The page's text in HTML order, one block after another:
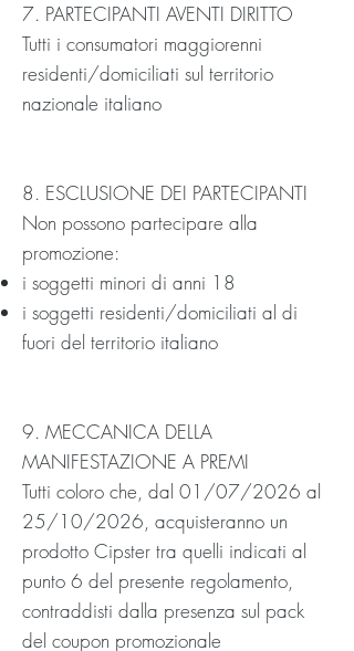
7. PARTECIPANTI AVENTI DIRITTO
Tutti i consumatori maggiorenni
residenti/domiciliati sul territorio
nazionale italiano
8. ESCLUSIONE DEI PARTECIPANTI
Non possono partecipare alla
promozione:
i soggetti minori di anni 18
i soggetti residenti/domiciliati al di
fuori del territorio italiano
9. MECCANICA DELLA
MANIFESTAZIONE A PREMI
Tutti coloro che, dal 01/07/2026 al
25/10/2026, acquisteranno un
prodotto Cipster tra quelli indicati al
punto 6 del presente regolamento,
contraddisti dalla presenza sul pack
del coupon promozionale